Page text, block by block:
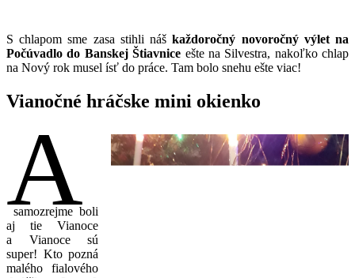
S chlapom sme zasa stihli náškaždoročný novoročný výlet na
Počúvadlo do Banskej Štiavnice ešte na Silvestra, nakoľko chlap
na Nový rok musel ísť do práce. Tam bolo snehu ešte viac!
Vianočné hráčske mini okienko
A
samozrejme boli
aj tie Vianoce
a Vianoce sú
super! Kto pozná
malého fialového